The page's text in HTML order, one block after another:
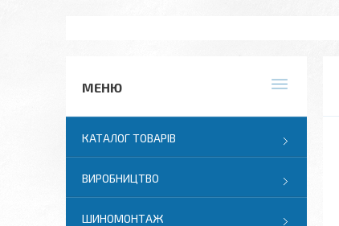
КАТАЛОГ ТОВАРІВ
ВИРОБНИЦТВО
ШИНОМОНТАЖ